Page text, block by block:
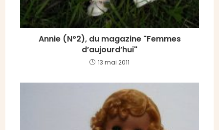
Annie (N°2), du magazine "Femmes
d’aujourd’hui"
13 mai 2011